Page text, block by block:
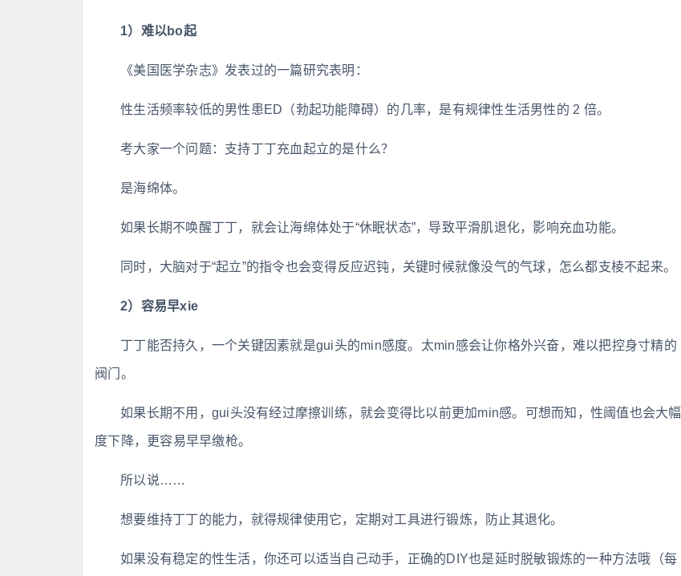
1）难以bo起
《美国医学杂志》发表过的一篇研究表明：
性生活频率较低的男性患ED（勃起功能障碍）的几率，是有规律性生活男性的 2 倍。
考大家一个问题：支持丁丁充血起立的是什么？
是海绵体。
如果长期不唤醒丁丁，就会让海绵体处于“休眠状态”，导致平滑肌退化，影响充血功能。
同时，大脑对于“起立”的指令也会变得反应迟钝，关键时候就像没气的气球，怎么都支棱不起来。
2）容易早xie
丁丁能否持久，一个关键因素就是gui头的min感度。太min感会让你格外兴奋，难以把控身寸精的
阀门。
如果长期不用，gui头没有经过摩擦训练，就会变得比以前更加min感。可想而知，性阈值也会大幅
度下降，更容易早早缴枪。
所以说……
想要维持丁丁的能力，就得规律使用它，定期对工具进行锻炼，防止其退化。
如果没有稳定的性生活，你还可以适当自己动手，正确的DIY也是延时脱敏锻炼的一种方法哦（每